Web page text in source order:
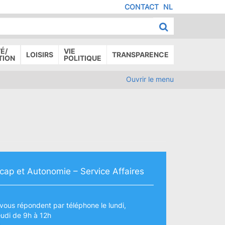
NL
CONTACT
LOISIRS
VIE
POLITIQUE
TRANSPARENCE
Ouvrir le menu
et Autonomie – Service Affaires
répondent par téléphone le lundi,
de 9h à 12h